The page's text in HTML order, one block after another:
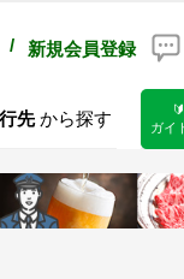
/ 新規会員登録
先 から探す
🔰
ガイ